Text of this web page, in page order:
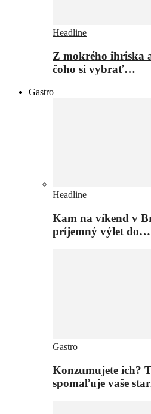
Headline
Z mokrého ihriska
čoho si vybrať…
Gastro
Headline
Kam na víkend v
príjemný výlet do…
Gastro
Konzumujete ich?
spomaľuje vaše